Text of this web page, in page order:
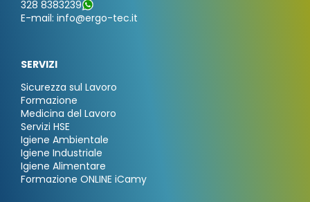
328 8383239
E-mail: info@ergo-tec.it
SERVIZI
Sicurezza sul Lavoro
Formazione
Medicina del Lavoro
Servizi HSE
Igiene Ambientale
Igiene Industriale
Igiene Alimentare
Formazione ONLINE iCamy